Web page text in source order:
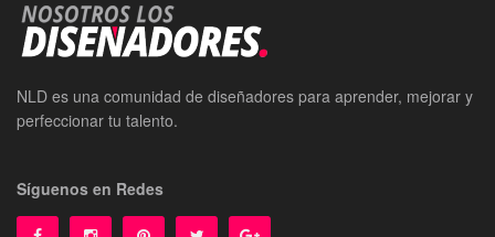
NLD es una comunidad de diseñadores para aprender, mejorar y
perfeccionar tu talento.
Síguenos en Redes